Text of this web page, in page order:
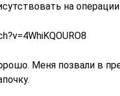
на
Меня позвали в